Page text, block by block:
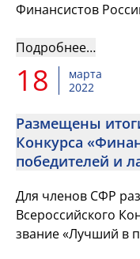
Финансистов
Научно-
Подробнее…
18
марта
2022
Размещены
Конкурса
победителей и
Для членов СФР
Всероссийского
звание «Лучший в